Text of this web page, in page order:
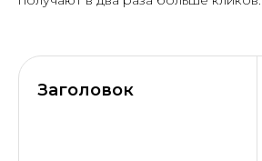
Заголовок